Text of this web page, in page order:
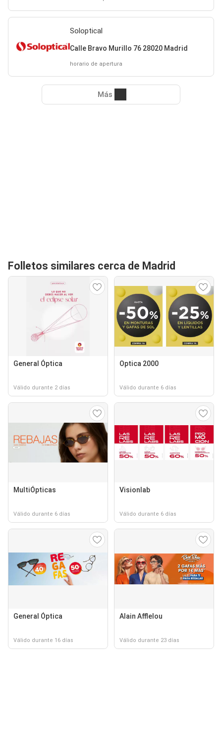
Soloptical
Calle Bravo Murillo 76 28020 Madrid
horario de apertura
Más
Folletos similares cerca de Madrid
General Óptica
Válido durante 2 días
Optica 2000
Válido durante 6 días
MultiÓpticas
Válido durante 6 días
Visionlab
Válido durante 6 días
General Óptica
Válido durante 16 días
Alain Afflelou
Válido durante 23 días